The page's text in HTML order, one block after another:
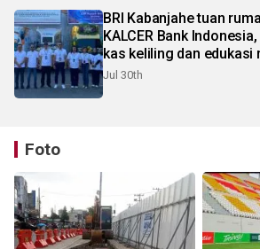
BRI Kabanjahe tuan
KALCER Bank
kas keliling dan edukasi
pelosok Karo
Jul 30th
Foto